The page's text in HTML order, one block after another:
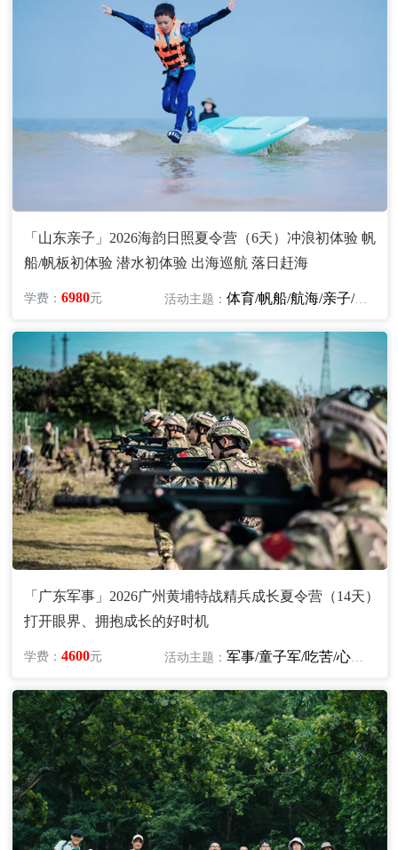
「山东亲子」2026海韵日照夏令营（6天）冲浪初体验 帆
船/帆板初体验 潜水初体验 出海巡航 落日赶海
学费：6980元 活动主题：体育/帆船/航海/亲子/冲浪/潜水
「广东军事」2026广州黄埔特战精兵成长夏令营（14天）
打开眼界、拥抱成长的好时机
学费：4600元 活动主题：军事/童子军/吃苦/心智/励志